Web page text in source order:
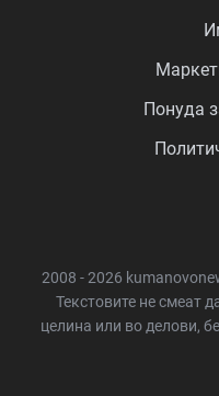
Понуда
2008 - 2026
Текстовите не смеат
целина или во делови,